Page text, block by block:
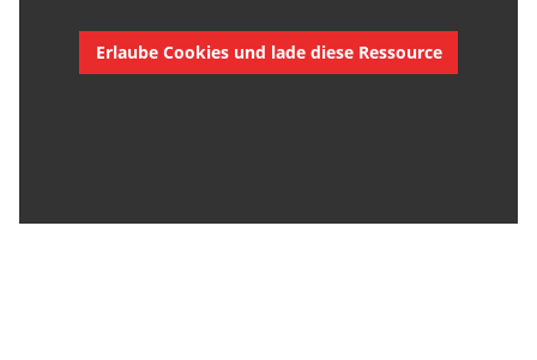
Erlaube Cookies und lade diese Ressource